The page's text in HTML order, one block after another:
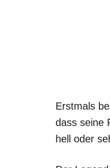
Erstmals
dass seine
hell oder